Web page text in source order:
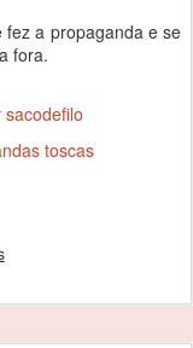
a propaganda e se
fora.
sacodefilo
toscas